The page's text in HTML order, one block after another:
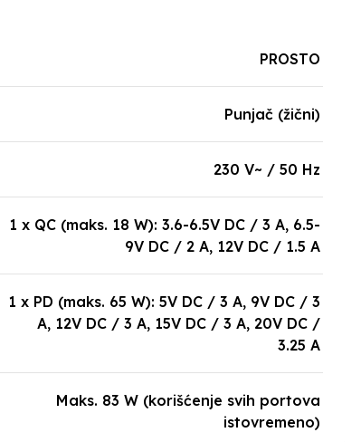
PROSTO
Punjač (žični)
230 V~ / 50 Hz
1 x QC (maks. 18 W): 3.6-6.5V DC / 3 A, 6.5-
9V DC / 2 A, 12V DC / 1.5 A
1 x PD (maks. 65 W): 5V DC / 3 A, 9V DC / 3
A, 12V DC / 3 A, 15V DC / 3 A, 20V DC /
3.25 A
Maks. 83 W (korišćenje svih portova
istovremeno)